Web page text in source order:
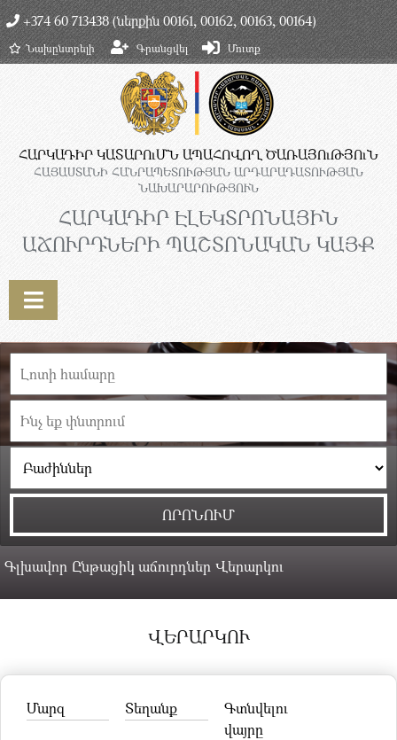
+374 60 713438 (ներքին 00161, 00162, 00163, 00164)
Նախընտրելի Գրանցվել Մուտք
ՀԱՐԿԱԴԻՐ ԿԱՏԱՐՈւՄՆ ԱՊԱՀՈՎՈՂ ԾԱՌԱՅՈւԹՅՈւՆ
ՀԱՅԱՍՏԱՆԻ ՀԱՆՐԱՊԵՏՈՒԹՅԱՆ ԱՐԴԱՐԱԴԱՏՈՒԹՅԱՆ
ՆԱԽԱՐԱՐՈՒԹՅՈՒՆ
ՀԱՐԿԱԴԻՐ ԷԼԵԿՏՐՈՆԱՅԻՆ
ԱՃՈՒՐԴՆԵՐԻ ՊԱՇՏՈՆԱԿԱՆ ԿԱՅՔ
Գլխավոր Ընթացիկ աճուրդներ Վերարկու
ՎԵՐԱՐԿՈՒ
Մարզ Տեղանք
Գտնվելու
վայրը